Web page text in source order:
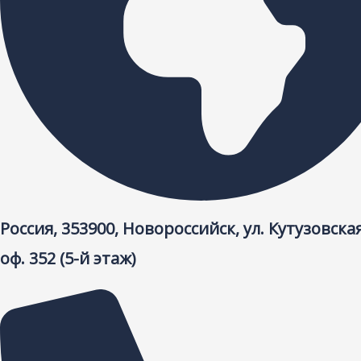
Россия, 353900, Новороссийск, ул.
оф. 352 (5-й этаж)